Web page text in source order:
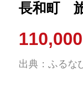
長和町
出典：ふるな